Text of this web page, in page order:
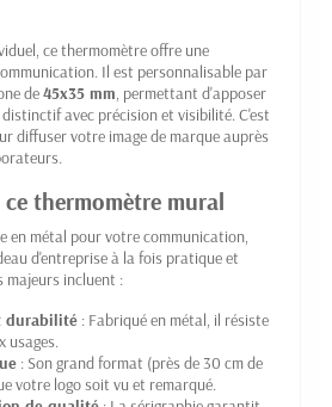
ce thermomètre offre une
Il est personnalisable par
de45x35 mm, permettant d'apposer
avec précision et visibilité. C'est
diffuser votre image de marque auprès
thermomètre mural
en métal pour votre communication,
d'entreprise à la fois pratique et
majeurs incluent :
durabilité : Fabriqué en métal, il résiste
usages.
: Son grand format (près de 30 cm de
votre logo soit vu et remarqué.